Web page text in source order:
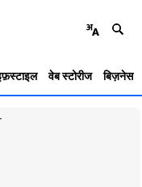
वेब स्टोरीज बिज़नेस